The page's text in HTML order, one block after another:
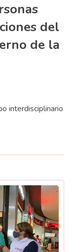
del
de la
interdisciplinario